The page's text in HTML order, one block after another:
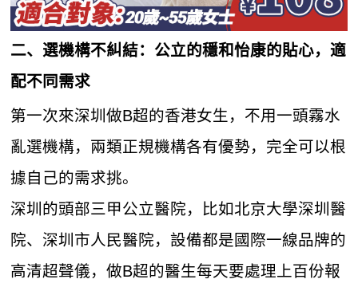
二、選機構不糾結：公立的穩和怡康的貼心，適
配不同需求
第一次來深圳做B超的香港女生，不用一頭霧水
亂選機構，兩類正規機構各有優勢，完全可以根
據自己的需求挑。
深圳的頭部三甲公立醫院，比如北京大學深圳醫
院、深圳市人民醫院，設備都是國際一線品牌的
高清超聲儀，做B超的醫生每天要處理上百份報